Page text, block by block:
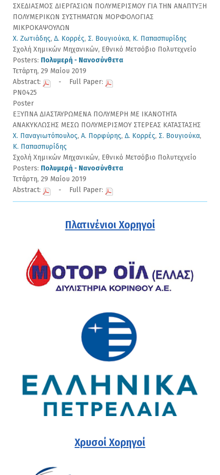
ΣΧΕΔΙΑΣΜΟΣ ΔΙΕΡΓΑΣΙΩΝ ΠΟΛΥΜΕΡΙΣΜΟΥ ΓΙΑ ΤΗΝ ΑΝΑΠΤΥΞΗ
ΠΟΛΥΜΕΡΙΚΩΝ ΣΥΣΤΗΜΑΤΩΝ ΜΟΡΦΟΛΟΓΙΑΣ
MIΚΡΟΚΑΨΟΥΛΩΝ
Χ. Ζωτιάδης, Δ. Κορρές, Σ. Βουγιούκα, Κ. Παπασπυρίδης
Σχολή Χημικών Μηχανικών, Εθνικό Μετσόβιο Πολυτεχνείο
Posters: Πολυμερή - Νανοσύνθετα
Τετάρτη, 29 Μαίου 2019
Abstract:
- Full Paper:
PN0425
Poster
ΕΞΥΠΝΑ ΔΙΑΣΤΑΥΡΩΜΕΝΑ ΠΟΛΥΜΕΡΗ ΜΕ ΙΚΑΝΟΤΗΤΑ
ΑΝΑΚΥΚΛΩΣΗΣ ΜΕΣΩ ΠΟΛΥΜΕΡΙΣΜΟΥ ΣΤΕΡΕΑΣ ΚΑΤΑΣΤΑΣΗΣ
Χ. Παναγιωτόπουλος, Α. Πορφύρης, Δ. Κορρές, Σ. Βουγιούκα,
Κ. Παπασπυρίδης
Σχολή Χημικών Μηχανικών, Εθνικό Μετσόβιο Πολυτεχνείο
Posters: Πολυμερή - Νανοσύνθετα
Τετάρτη, 29 Μαίου 2019
Abstract:
- Full Paper:
Πλατινένιοι Χορηγοί
Χρυσοί Χορηγοί